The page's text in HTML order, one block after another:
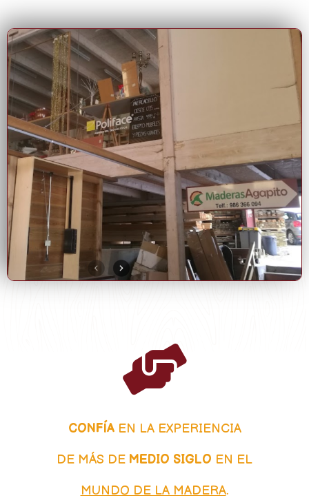
CONFÍAEN LA EXPERIENCIA
DE MÁS DE MEDIO SIGLO EN EL
MUNDO DE LA MADERA.